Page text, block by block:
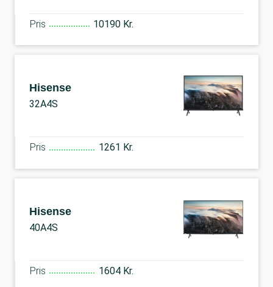
Pris 10190 Kr.
Hisense
32A4S
Pris 1261 Kr.
Hisense
40A4S
Pris 1604 Kr.